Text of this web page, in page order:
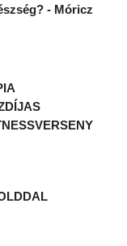
- Móricz